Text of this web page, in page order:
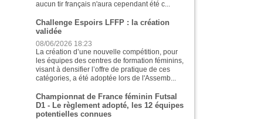
aucun tir français n'aura cependant été c...
Challenge Espoirs LFFP : la création
validée
08/06/2026 18:23
La création d’une nouvelle compétition, pour
les équipes des centres de formation féminins,
visant à densifier l’offre de pratique de ces
catégories, a été adoptée lors de l'Assemb...
Championnat de France féminin Futsal
D1 - Le règlement adopté, les 12 équipes
potentielles connues